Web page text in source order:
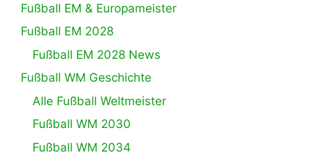
Fußball EM & Europameister
Fußball EM 2028
Fußball EM 2028 News
Fußball WM Geschichte
Alle Fußball Weltmeister
Fußball WM 2030
Fußball WM 2034